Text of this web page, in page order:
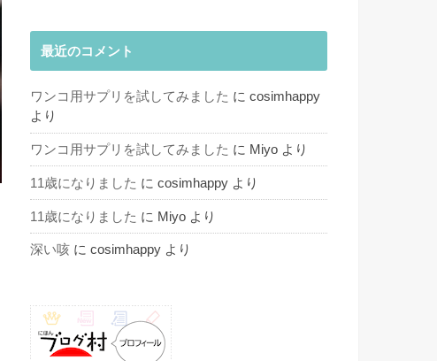
最近のコメント
ワンコ用サプリを試してみました に cosimhappy
より
ワンコ用サプリを試してみました に Miyo より
11歳になりました に cosimhappy より
11歳になりました に Miyo より
深い咳 に cosimhappy より